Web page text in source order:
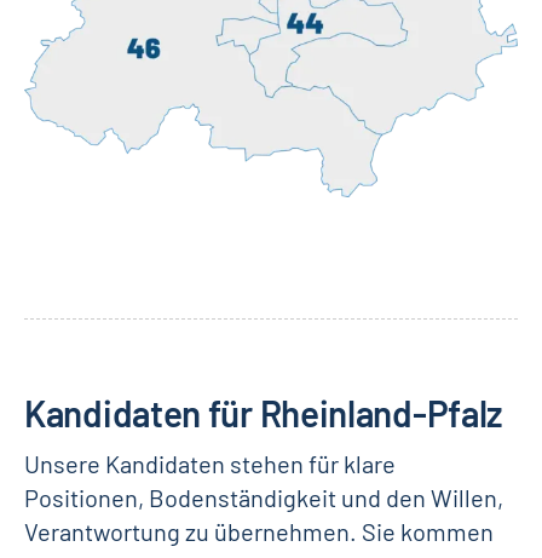
Kandidaten für Rheinland-Pfalz
Unsere Kandidaten stehen für klare
Positionen, Bodenständigkeit und den Willen,
Verantwortung zu übernehmen. Sie kommen